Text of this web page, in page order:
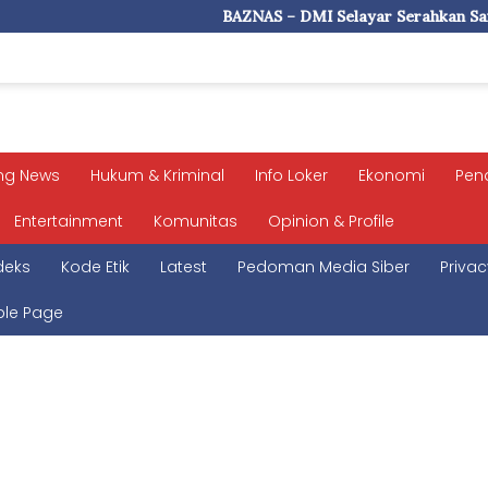
BAZNAS – DMI Selayar Serahkan Santunan
News Hukum & Kriminal Info Loker Ekonomi
Entertainment Komunitas Opinion & Profile
Kode Etik Latest Pedoman Media Siber
Page